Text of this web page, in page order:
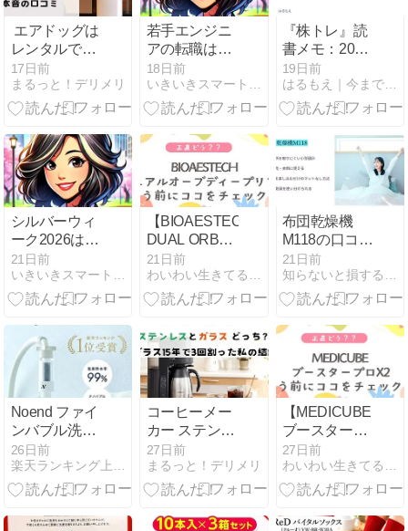
エアドッグは
レンタルで試
せる！Rentio
で借りた本音
の口コミ｜料
意点をまるっ
と解説
17日前
まるっと！デリメリ
若手エンジニ
アの転職は
「経験が浅い
から」で諦め
ない！年収・
段上げる転職
18日前
『株トレ』読
書メモ：2000
億円を運用し
た伝説のファ
ンドマネージ
ャートのシグ
ナル
19日前
はるもえ｜今まで利用して良かった物、お店を紹介しています。
シルバーウィ
ーク2026は最
大9連休！11
年ぶりの大型
連休を楽しむ
約術
21日前
【BIOAESTECH
DUAL ORB
DEEP LIFT】
正直どう？口
コミから見え
注意点
21日前
布団乾燥機
M118の口コ
ミ・評判は？
小型でおすす
めできる人と
21日前
Noend ファイ
ンバブル洗濯
機アダプター
の口コミ・評
判は？効果や
底レビュー
26日前
コーヒーメー
カー ステンレ
スとガラス ど
っち？ガラス
15年で3回割
27日前
まるっと！デリメリ
【MEDICUBE
ブースタープ
ロX2】正直ど
う？口コミか
ら見えたメリ
27日前